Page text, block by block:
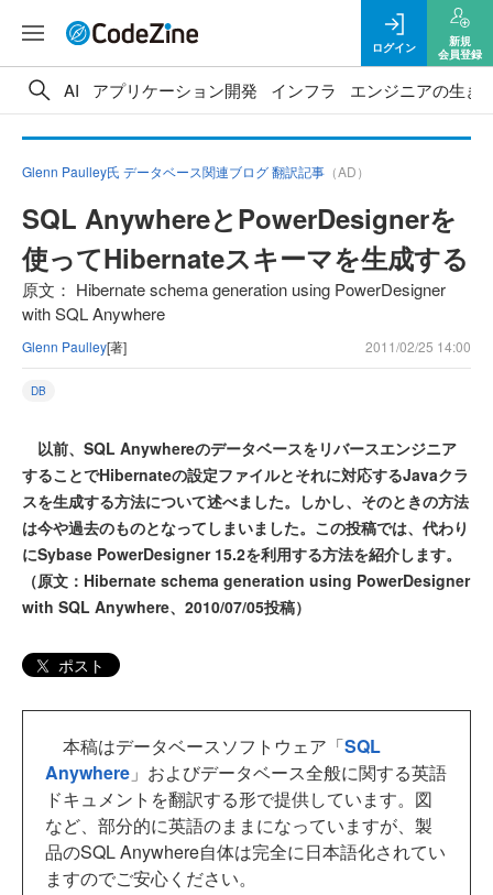
ログイン
新規
会員登録
AI アプリケーション開発 インフラ エンジニアの生き
Glenn Paulley氏 データベース関連ブログ 翻訳記事 （AD）
SQL AnywhereとPowerDesignerを
使ってHibernateスキーマを生成する
原文： Hibernate schema generation using PowerDesigner
with SQL Anywhere
Glenn Paulley[著] 2011/02/25 14:00
DB
以前、SQL Anywhereのデータベースをリバースエンジニア
することでHibernateの設定ファイルとそれに対応するJavaクラ
スを生成する方法について述べました。しかし、そのときの方法
は今や過去のものとなってしまいました。この投稿では、代わり
にSybase PowerDesigner 15.2を利用する方法を紹介します。
（原文：Hibernate schema generation using PowerDesigner
with SQL Anywhere、2010/07/05投稿）
ポスト
本稿はデータベースソフトウェア「SQL
Anywhere 」およびデータベース全般に関する英語
ドキュメントを翻訳する形で提供しています。図
など、部分的に英語のままになっていますが、製
品のSQL Anywhere自体は完全に日本語化されてい
ますのでご安心ください。